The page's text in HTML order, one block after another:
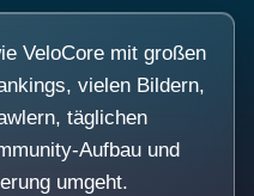
VeloCore mit großen
vielen Bildern,
täglichen
Aufbau und
umgeht.